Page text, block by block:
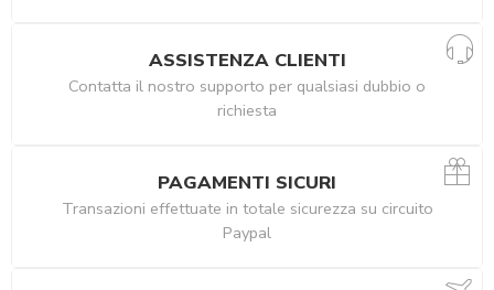
ASSISTENZA CLIENTI
Contatta il nostro supporto per qualsiasi dubbio o
richiesta
PAGAMENTI SICURI
Transazioni effettuate in totale sicurezza su circuito
Paypal